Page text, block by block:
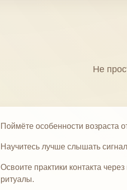
Не
Поймёте особенности возраста
Научитесь лучше слышать
Освоите практики контакта через
ритуалы.